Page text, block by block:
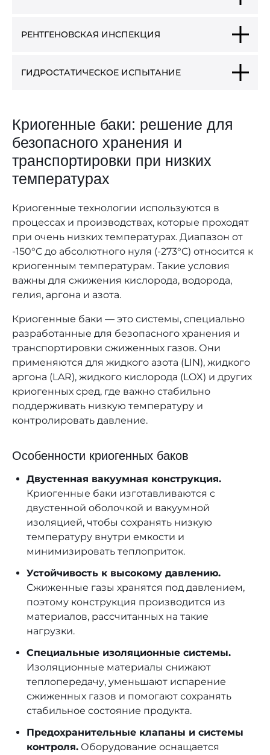
РЕНТГЕНОВСКАЯ ИНСПЕКЦИЯ
ГИДРОСТАТИЧЕСКОЕ ИСПЫТАНИЕ
Криогенные баки: решение для
безопасного хранения и
транспортировки при низких
температурах
Криогенные технологии используются в
процессах и производствах, которые проходят
при очень низких температурах. Диапазон от
-150°C до абсолютного нуля (-273°C) относится к
криогенным температурам. Такие условия
важны для сжижения кислорода, водорода,
гелия, аргона и азота.
Криогенные баки — это системы, специально
разработанные для безопасного хранения и
транспортировки сжиженных газов. Они
применяются для жидкого азота (LIN), жидкого
аргона (LAR), жидкого кислорода (LOX) и других
криогенных сред, где важно стабильно
поддерживать низкую температуру и
контролировать давление.
Особенности криогенных баков
Двустенная вакуумная конструкция.
Криогенные баки изготавливаются с
двустенной оболочкой и вакуумной
изоляцией, чтобы сохранять низкую
температуру внутри емкости и
минимизировать теплоприток.
Устойчивость к высокому давлению.
Сжиженные газы хранятся под давлением,
поэтому конструкция производится из
материалов, рассчитанных на такие
нагрузки.
Специальные изоляционные системы.
Изоляционные материалы снижают
теплопередачу, уменьшают испарение
сжиженных газов и помогают сохранять
стабильное состояние продукта.
Предохранительные клапаны и системы
контроля. Оборудование оснащается